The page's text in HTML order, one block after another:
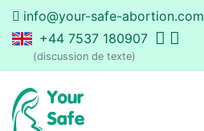
info@your-safe-abortion.com
+44 7537 180907
(discussion de texte)